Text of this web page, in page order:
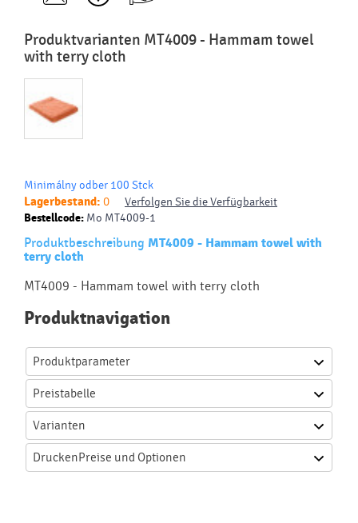
Produktvarianten MT4009 - Hammam towel
with terry cloth
Minimálny odber 100 Stck
Lagerbestand: 0
Verfolgen Sie die Verfügbarkeit
Bestellcode: Mo MT4009-1
Produktbeschreibung MT4009 - Hammam towel with
terry cloth
MT4009 - Hammam towel with terry cloth
Produktnavigation
Produktparameter
Preistabelle
Varianten
DruckenPreise und Optionen